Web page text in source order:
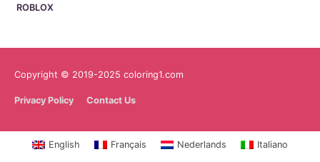
ROBLOX
Copyright © 2019-2025 coloring1.com
Privacy Policy Contact Us
English Français Nederlands Italiano